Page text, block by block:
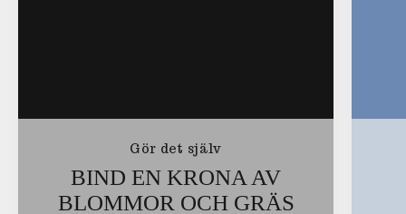
Gör det själv
BIND EN KRONA AV
BLOMMOR OCH GRÄS